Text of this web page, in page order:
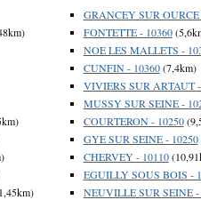
GRANCEY SUR OURCE
FONTETTE - 10360
NOE LES MALLETS -
CUNFIN - 10360(7,4km)
VIVIERS SUR ARTAUT
MUSSY SUR SEINE -
COURTERON - 10250
GYE SUR SEINE - 10250
CHERVEY - 10110
EGUILLY SOUS BOIS -
NEUVILLE SUR SEINE -